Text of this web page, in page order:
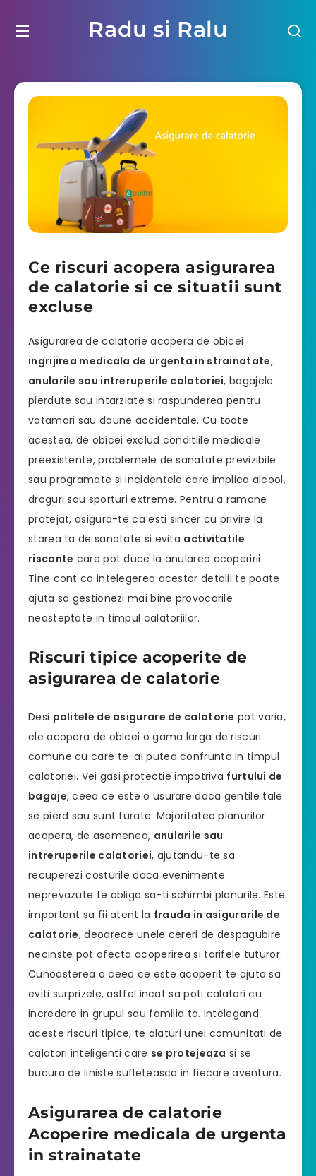
Radu si Ralu
Ce riscuri acopera asigurarea
de calatorie si ce situatii sunt
excluse
Asigurarea de calatorie acopera de obicei
ingrijirea medicala de urgenta in strainatate,
anularile sau intreruperile calatoriei, bagajele
pierdute sau intarziate si raspunderea pentru
vatamari sau daune accidentale. Cu toate
acestea, de obicei exclud conditiile medicale
preexistente, problemele de sanatate previzibile
sau programate si incidentele care implica alcool,
droguri sau sporturi extreme. Pentru a ramane
protejat, asigura-te ca esti sincer cu privire la
starea ta de sanatate si evita activitatile
riscante care pot duce la anularea acoperirii.
Tine cont ca intelegerea acestor detalii te poate
ajuta sa gestionezi mai bine provocarile
neasteptate in timpul calatoriilor.
Riscuri tipice acoperite de
asigurarea de calatorie
Desi politele de asigurare de calatorie pot varia,
ele acopera de obicei o gama larga de riscuri
comune cu care te-ai putea confrunta in timpul
calatoriei. Vei gasi protectie impotriva furtului de
bagaje, ceea ce este o usurare daca gentile tale
se pierd sau sunt furate. Majoritatea planurilor
acopera, de asemenea, anularile sau
intreruperile calatoriei, ajutandu-te sa
recuperezi costurile daca evenimente
neprevazute te obliga sa-ti schimbi planurile. Este
important sa fii atent la frauda in asigurarile de
calatorie, deoarece unele cereri de despagubire
necinste pot afecta acoperirea si tarifele tuturor.
Cunoasterea a ceea ce este acoperit te ajuta sa
eviti surprizele, astfel incat sa poti calatori cu
incredere in grupul sau familia ta. Intelegand
aceste riscuri tipice, te alaturi unei comunitati de
calatori inteligenti care se protejeaza si se
bucura de liniste sufleteasca in fiecare aventura.
Asigurarea de calatorie
Acoperire medicala de urgenta
in strainatate